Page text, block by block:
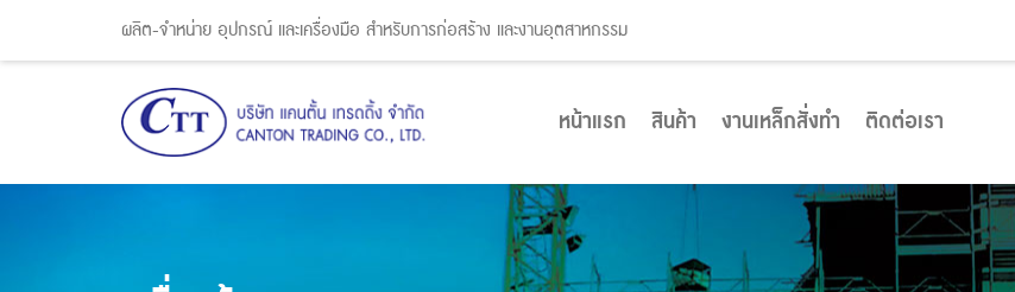
ผลิต-จำหน่าย อุปกรณ์ และเครื่องมือ สำหรับการก่อสร้าง และงานอุตสาหกรรม
หน้าแรก สินค้า งานเหล็กสั่งทำ ติดต่อเรา